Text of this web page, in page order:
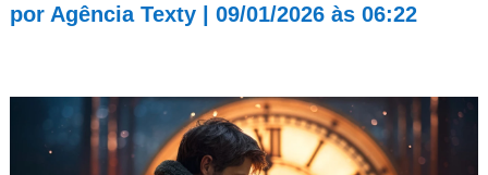
por Agência Texty| 09/01/2026 às 06:22